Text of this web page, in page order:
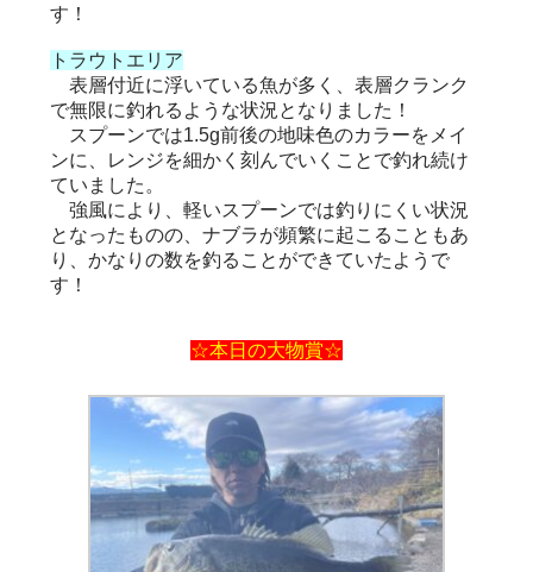
す！
トラウトエリア
表層付近に浮いている魚が多く、表層クランク
で無限に釣れるような状況となりました！
スプーンでは1.5g前後の地味色のカラーをメイ
ンに、レンジを細かく刻んでいくことで釣れ続け
ていました。
強風により、軽いスプーンでは釣りにくい状況
となったものの、ナブラが頻繁に起こることもあ
り、かなりの数を釣ることができていたようで
す！
☆本日の大物賞☆